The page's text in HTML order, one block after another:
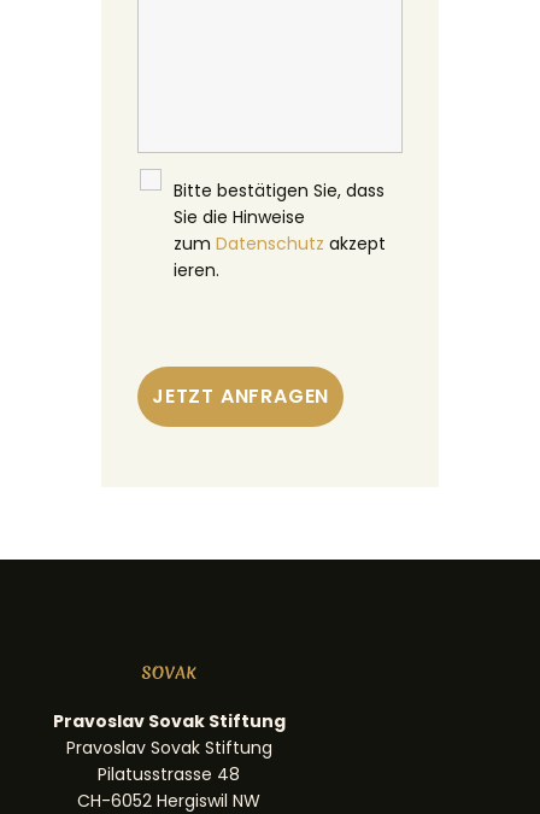
Bitte bestätigen Sie, dass
Sie die Hinweise
zum Datenschutz akzept
ieren.
Pravoslav Sovak Stiftung
Pravoslav Sovak Stiftung
Pilatusstrasse 48
CH-6052 Hergiswil NW